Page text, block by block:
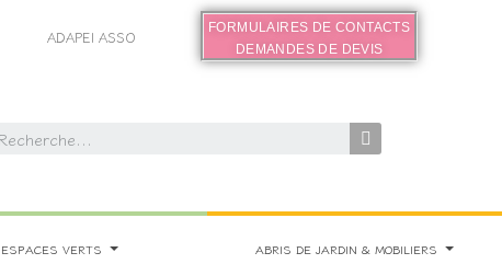
ADAPEI ASSO
FORMULAIRES DE CONTACTS
DEMANDES DE DEVIS
ESPACES VERTS ABRIS DE JARDIN & MOBILIERS